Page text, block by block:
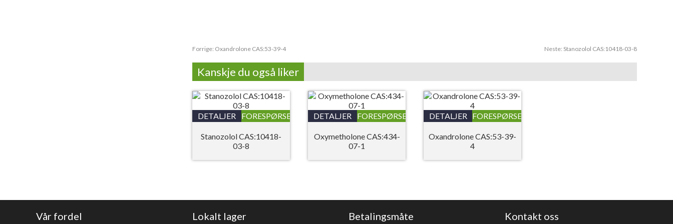
Forrige: Oxandrolone CAS:53-39-4 Neste: Stanozolol CAS:10418-03-8
Kanskje du også liker
DETALJER FORESPØRSEL
Stanozolol CAS:10418-
03-8
DETALJER FORESPØRSEL
Oxymetholone CAS:434-
07-1
DETALJER FORESPØRSEL
Oxandrolone CAS:53-39-
4
Vår fordel Lokalt lager Betalingsmåte Kontakt oss